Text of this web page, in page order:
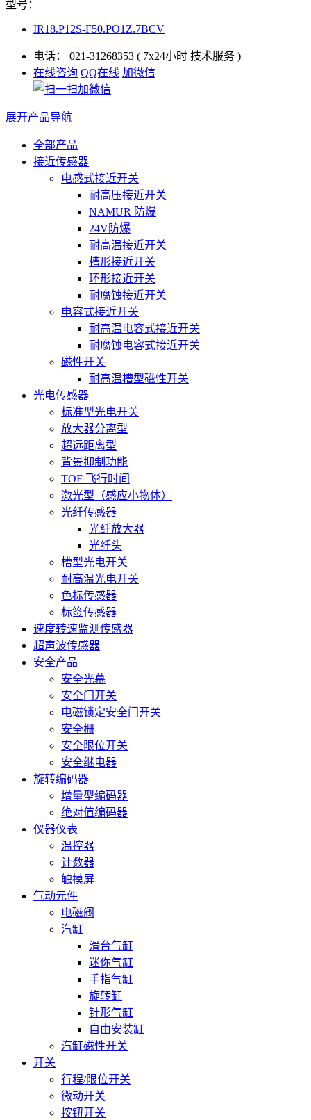
型号：
IR18.P12S-F50.PO1Z.7BCV
电话： 021-31268353 ( 7x24小时 技术服务 )
在线咨询 QQ在线 加微信
展开产品导航
全部产品
接近传感器
电感式接近开关
耐高压接近开关
NAMUR 防爆
24V防爆
耐高温接近开关
槽形接近开关
环形接近开关
耐腐蚀接近开关
电容式接近开关
耐高温电容式接近开关
耐腐蚀电容式接近开关
磁性开关
耐高温槽型磁性开关
光电传感器
标准型光电开关
放大器分离型
超远距离型
背景抑制功能
TOF 飞行时间
激光型（感应小物体）
光纤传感器
光纤放大器
光纤头
槽型光电开关
耐高温光电开关
色标传感器
标签传感器
速度转速监测传感器
超声波传感器
安全产品
安全光幕
安全门开关
电磁锁定安全门开关
安全栅
安全限位开关
安全继电器
旋转编码器
增量型编码器
绝对值编码器
仪器仪表
温控器
计数器
触摸屏
气动元件
电磁阀
汽缸
滑台气缸
迷你气缸
手指气缸
旋转缸
针形气缸
自由安装缸
汽缸磁性开关
开关
行程/限位开关
微动开关
按钮开关